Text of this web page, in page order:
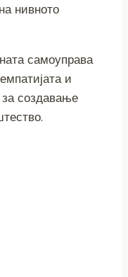
нивното
самоуправа
и
создавање